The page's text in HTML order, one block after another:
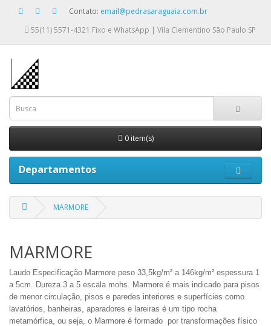
Contato: email@pedrasaraguaia.com.br
55(11) 5571-4321 Fixo e WhatsApp | Vila Clementino São Paulo SP
0 item(s)
Departamentos
MARMORE
MARMORE
Laudo Especificação Marmore peso 33,5kg/m² a 146kg/m² espessura 1
a 5cm. Dureza 3 a 5 escala mohs. Marmore é mais indicado para pisos
de menor circulação, pisos e paredes interiores e superfícies como
lavatórios, banheiras, aparadores e lareiras é um tipo rocha
metamórfica, ou seja, o Marmore é formado por transformações físico